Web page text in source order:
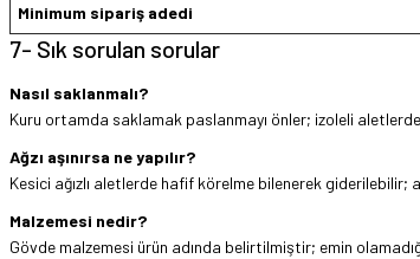
Minimum sipariş adedi
7- Sık sorulan sorular
Nasıl saklanmalı?
Kuru ortamda saklamak paslanmayı önler; izoleli
Ağzı aşınırsa ne yapılır?
Kesici ağızlı aletlerde hafif körelme bilenerek
Malzemesi nedir?
Gövde malzemesi ürün adında belirtilmiştir; emin